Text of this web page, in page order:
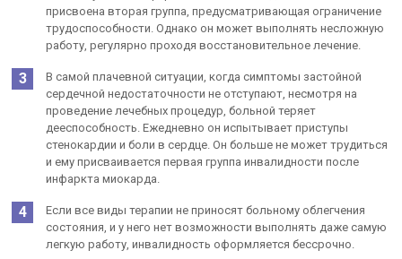
присвоена вторая группа, предусматривающая ограничение
трудоспособности. Однако он может выполнять несложную
работу, регулярно проходя восстановительное лечение.
В самой плачевной ситуации, когда симптомы застойной
сердечной недостаточности не отступают, несмотря на
проведение лечебных процедур, больной теряет
дееспособность. Ежедневно он испытывает приступы
стенокардии и боли в сердце. Он больше не может трудиться
и ему присваивается первая группа инвалидности после
инфаркта миокарда.
Если все виды терапии не приносят больному облегчения
состояния, и у него нет возможности выполнять даже самую
легкую работу, инвалидность оформляется бессрочно.